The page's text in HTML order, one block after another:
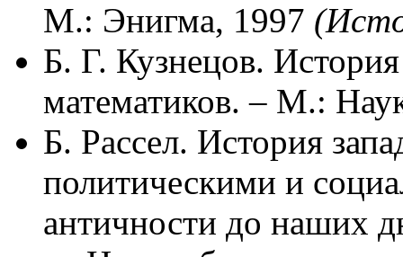
М.: Энигма, 1997
Б. Г. Кузнецов.
математиков. – М.:
Б. Рассел. История
политическими и
античности до наших